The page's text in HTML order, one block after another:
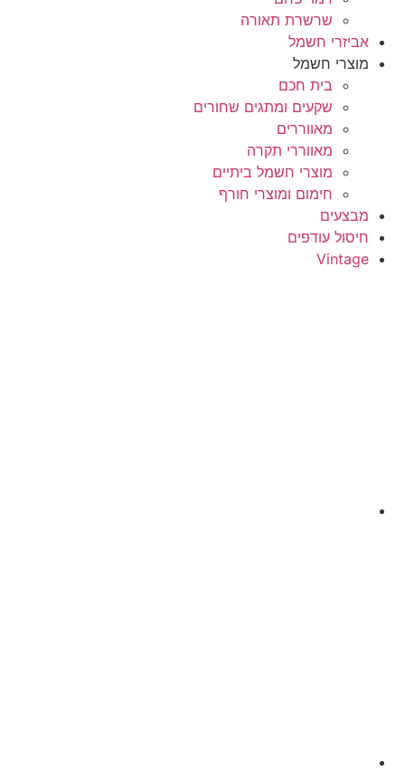
שרשרת תאורה
אביזרי חשמל
מוצרי חשמל
בית חכם
שקעים ומתגים שחורים
מאווררים
מאווררי תקרה
מוצרי חשמל ביתיים
חימום ומוצרי חורף
מבצעים
חיסול עודפים
Vintage